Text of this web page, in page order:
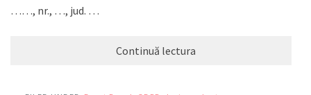
……, nr., …, jud. …
Continuă lectura